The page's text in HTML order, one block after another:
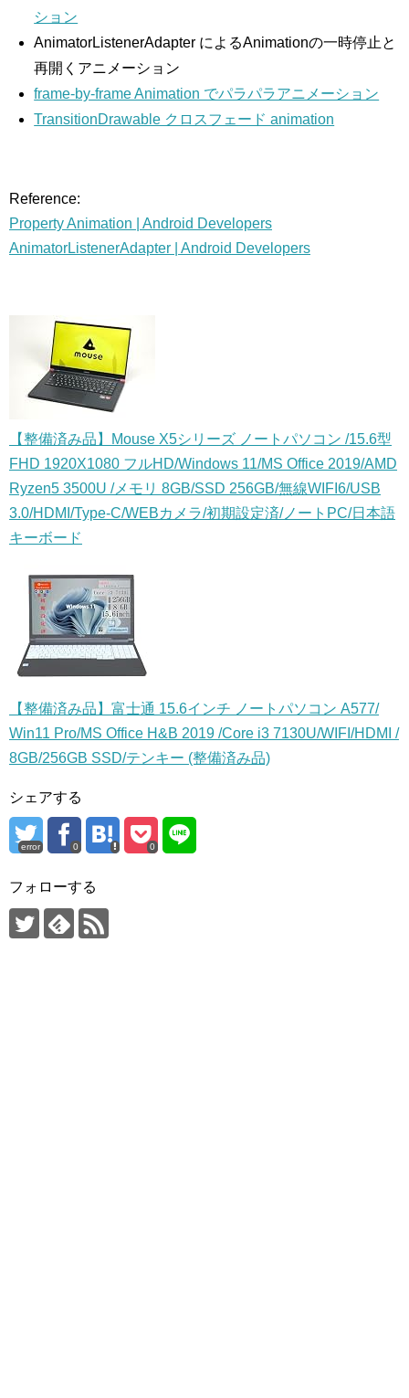
ション
AnimatorListenerAdapter によるAnimationの一時停止と
再開くアニメーション
frame-by-frame Animation でパラパラアニメーション
TransitionDrawable クロスフェード animation
Reference:
Property Animation | Android Developers
AnimatorListenerAdapter | Android Developers
【整備済み品】Mouse X5シリーズ ノートパソコン /15.6型
FHD 1920X1080 フルHD/Windows 11/MS Office 2019/AMD
Ryzen5 3500U /メモリ 8GB/SSD 256GB/無線WIFI6/USB
3.0/HDMI/Type-C/WEBカメラ/初期設定済/ノートPC/日本語
キーボード
【整備済み品】富士通 15.6インチ ノートパソコン A577/
Win11 Pro/MS Office H&B 2019 /Core i3 7130U/WIFI/HDMI /
8GB/256GB SSD/テンキー (整備済み品)
シェアする
error 0 0
フォローする